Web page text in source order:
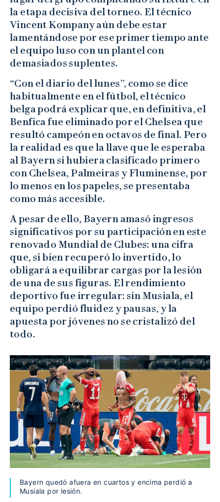
la etapa decisiva del torneo. El técnico
Vincent Kompany aún debe estar
lamentándose por ese primer tiempo ante
el equipo luso con un plantel con
demasiados suplentes.
“Con el diario del lunes”, como se dice
habitualmente en el fútbol, el técnico
belga podrá explicar que, en definitiva, el
Benfica fue eliminado por el Chelsea que
resultó campeón en octavos de final. Pero
la realidad es que la llave que le esperaba
al Bayern si hubiera clasificado primero
con Chelsea, Palmeiras y Fluminense, por
lo menos en los papeles, se presentaba
como más accesible.
A pesar de ello, Bayern amasó ingresos
significativos por su participación en este
renovado Mundial de Clubes: una cifra
que, si bien recuperó lo invertido, lo
obligará a equilibrar cargas por la lesión
de una de sus figuras. El rendimiento
deportivo fue irregular: sin Musiala, el
equipo perdió fluidez y pausas, y la
apuesta por jóvenes no se cristalizó del
todo.
Bayern quedó afuera en cuartos y encima perdió a
Musiala por lesión.